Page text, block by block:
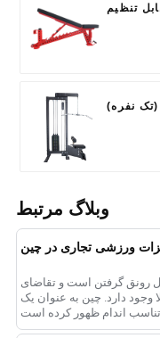
نفره)
وبلاگ مرتبط
ورزشی تجاری در چین
رونق گرفتن است و تقاضای
وجود دارد. چین به عنوان یک